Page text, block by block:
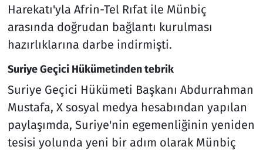
Harekatı'yla Afrin-Tel Rıfat ile Münbiç
arasında doğrudan bağlantı kurulması
hazırlıklarına darbe indirmişti.
Suriye Geçici Hükümetinden tebrik
Suriye Geçici Hükümeti Başkanı Abdurrahman
Mustafa, X sosyal medya hesabından yapılan
paylaşımda, Suriye'nin egemenliğinin yeniden
tesisi yolunda yeni bir adım olarak Münbiç